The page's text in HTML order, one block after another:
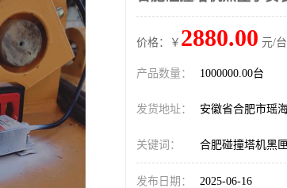
价格：￥ 2880.00 元/
产品数量： 1000000.00台
发货地址： 安徽省合肥市瑶
关键词： 合肥碰撞塔机黑
发布日期： 2025-06-16